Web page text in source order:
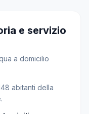
e servizio
a domicilio
abitanti della